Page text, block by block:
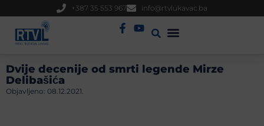
+387 35 553 967 info@rtvlukavac.ba
Dvije decenije od smrti legende Mirze
Delibašića
Objavljeno: 08.12.2021.